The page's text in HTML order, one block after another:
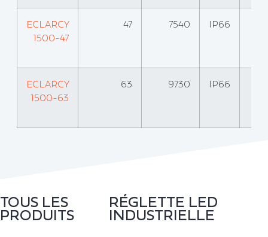
ECLARCY
1500-47
47 7540 IP66
ECLARCY
1500-63
63 9730 IP66
TOUS LES
PRODUITS
RÉGLETTE LED
INDUSTRIELLE